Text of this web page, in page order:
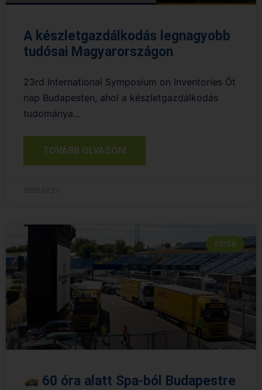
A készletgazdálkodás legnagyobb
tudósai Magyarországon
23rd International Symposium on Inventories Öt
nap Budapesten, ahol a készletgazdálkodás
tudománya...
TOVÁBB OLVASOM
EGYÉB
60 óra alatt Spa-ból Budapestre